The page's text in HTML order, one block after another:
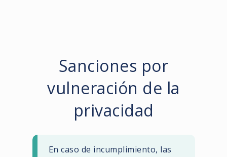
Sanciones por
vulneración de la
privacidad
En caso de incumplimiento, las